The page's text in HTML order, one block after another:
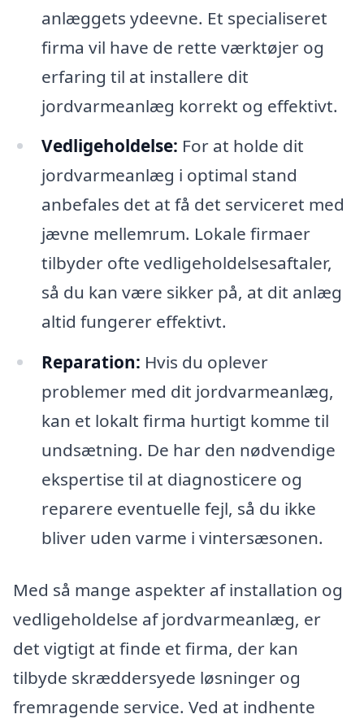
anlæggets ydeevne. Et specialiseret
firma vil have de rette værktøjer og
erfaring til at installere dit
jordvarmeanlæg korrekt og effektivt.
Vedligeholdelse: For at holde dit
jordvarmeanlæg i optimal stand
anbefales det at få det serviceret med
jævne mellemrum. Lokale firmaer
tilbyder ofte vedligeholdelsesaftaler,
så du kan være sikker på, at dit anlæg
altid fungerer effektivt.
Reparation: Hvis du oplever
problemer med dit jordvarmeanlæg,
kan et lokalt firma hurtigt komme til
undsætning. De har den nødvendige
ekspertise til at diagnosticere og
reparere eventuelle fejl, så du ikke
bliver uden varme i vintersæsonen.
Med så mange aspekter af installation og
vedligeholdelse af jordvarmeanlæg, er
det vigtigt at finde et firma, der kan
tilbyde skræddersyede løsninger og
fremragende service. Ved at indhente